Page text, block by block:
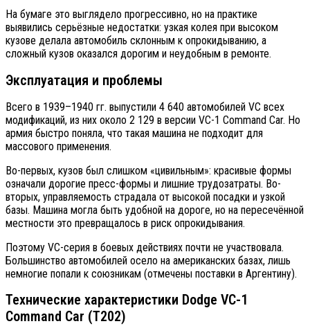
На бумаге это выглядело прогрессивно, но на практике
выявились серьёзные недостатки: узкая колея при высоком
кузове делала автомобиль склонным к опрокидыванию, а
сложный кузов оказался дорогим и неудобным в ремонте.
Эксплуатация и проблемы
Всего в 1939–1940 гг. выпустили 4 640 автомобилей VC всех
модификаций, из них около 2 129 в версии VC-1 Command Car. Но
армия быстро поняла, что такая машина не подходит для
массового применения.
Во-первых, кузов был слишком «цивильным»: красивые формы
означали дорогие пресс-формы и лишние трудозатраты. Во-
вторых, управляемость страдала от высокой посадки и узкой
базы. Машина могла быть удобной на дороге, но на пересечённой
местности это превращалось в риск опрокидывания.
Поэтому VC-серия в боевых действиях почти не участвовала.
Большинство автомобилей осело на американских базах, лишь
немногие попали к союзникам (отмечены поставки в Аргентину).
Технические характеристики Dodge VC-1
Command Car (T202)